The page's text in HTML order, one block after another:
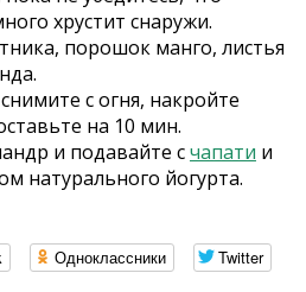
хрустит снаружи.
порошок манго, листья
с огня, накройте
на 10 мин.
и подавайте счапати и
натурального йогурта.
Одноклассники
Twitter